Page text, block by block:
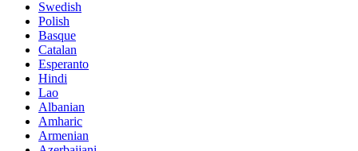
Swedish
Polish
Basque
Catalan
Esperanto
Hindi
Lao
Albanian
Amharic
Armenian